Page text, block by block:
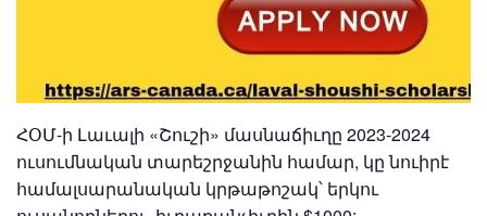
ՀՕՄ-ի Լաւալի «Շուշի» մասնաճիւղը 2023-2024
ուսումնական տարեշրջանին համար, կը նուիրէ
համալսարանական կրթաթոշակ՝ երկու